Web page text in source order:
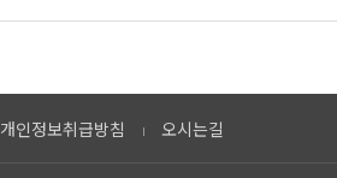
개인정보취급방침 오시는길